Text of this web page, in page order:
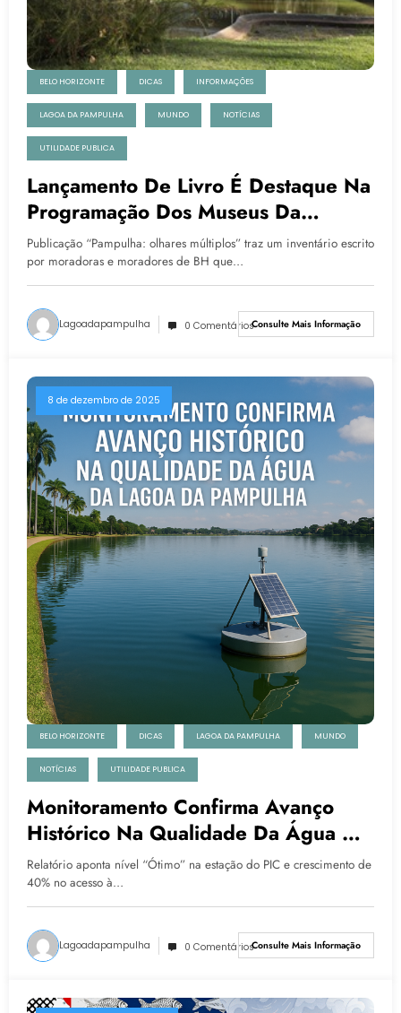
BELO HORIZONTE DICAS INFORMAÇÕES
LAGOA DA PAMPULHA MUNDO NOTÍCIAS
UTILIDADE PUBLICA
Lançamento De Livro É Destaque Na
Programação Dos Museus Da
Pampulha
Publicação “Pampulha: olhares múltiplos” traz um inventário escrito
por moradoras e moradores de BH que…
Lagoadapampulha 0 ComentáriosConsulte Mais Informação
8 de dezembro de 2025
BELO HORIZONTE DICAS LAGOA DA PAMPULHA MUNDO
NOTÍCIAS UTILIDADE PUBLICA
Monitoramento Confirma Avanço
Histórico Na Qualidade Da Água Da
Lagoa Da Pampulha
Relatório aponta nível “Ótimo” na estação do PIC e crescimento de
40% no acesso à…
Lagoadapampulha 0 ComentáriosConsulte Mais Informação